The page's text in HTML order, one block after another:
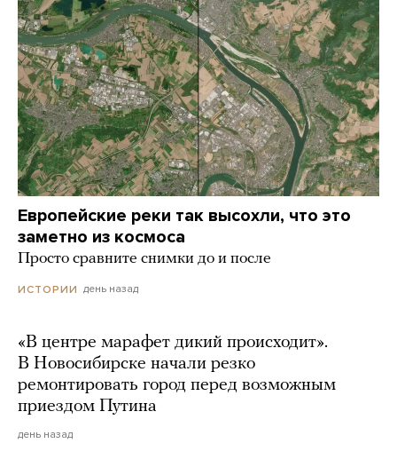
Европейские реки так высохли, что это
заметно из космоса
Просто сравните снимки до и после
ИСТОРИИ день назад
«В центре марафет дикий происходит».
В Новосибирске начали резко
ремонтировать город перед возможным
приездом Путина
день назад